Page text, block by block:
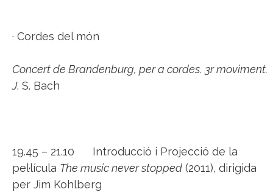
· Cordes del món
Concert de Brandenburg, per a cordes. 3r moviment.
J. S. Bach
19.45 – 21.10 Introducció i Projecció de la
pel·lícula The music never stopped (2011), dirigida
per Jim Kohlberg